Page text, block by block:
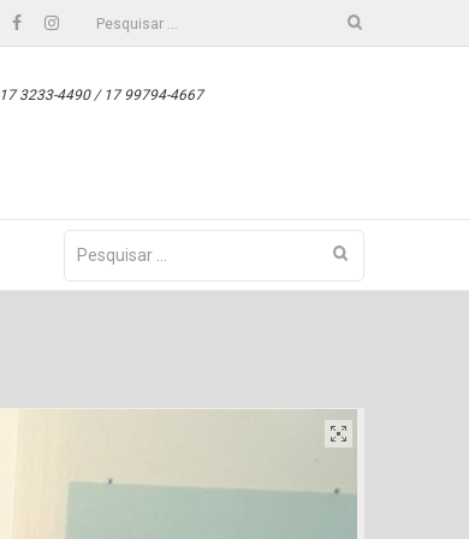
FacebookInstagram
Pesquisar
17 3233-4490 / 17 99794-4667
por: